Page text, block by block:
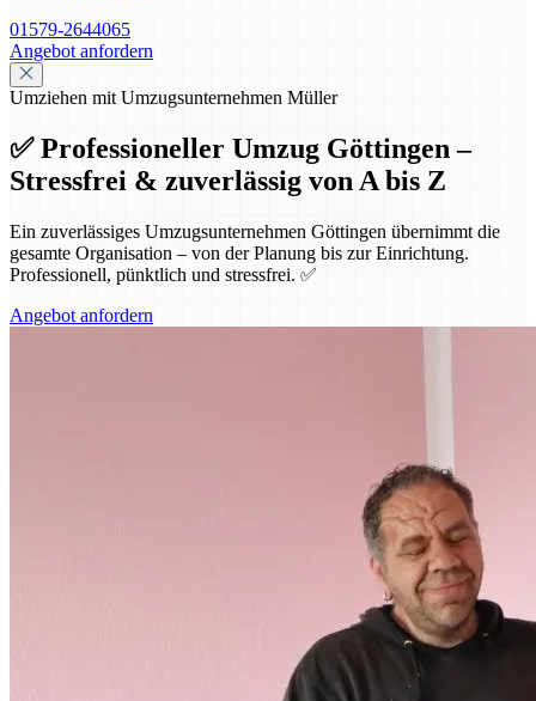
01579-2644065
Angebot anfordern
Umziehen mit Umzugsunternehmen Müller
✅ Professioneller Umzug Göttingen –
Stressfrei & zuverlässig von A bis Z
Ein zuverlässiges Umzugsunternehmen Göttingen übernimmt die
gesamte Organisation – von der Planung bis zur Einrichtung.
Professionell, pünktlich und stressfrei. ✅
Angebot anfordern